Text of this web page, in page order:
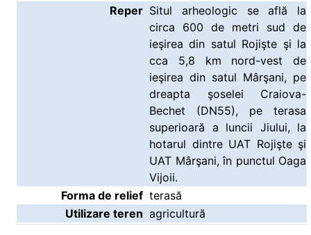
Reper Situl arheologic se află la
circa 600 de metri sud de
ieşirea din satul Rojişte şi la
cca 5,8 km nord-vest de
ieşirea din satul Mârşani, pe
dreapta şoselei Craiova-
Bechet (DN55), pe terasa
superioară a luncii Jiului, la
hotarul dintre UAT Rojişte şi
UAT Mârşani, în punctul Oaga
Vijoii.
Forma de relief terasă
Utilizare teren agricultură